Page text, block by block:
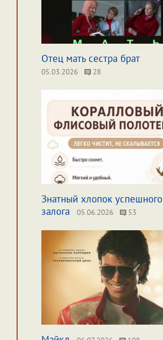
Отец мать сестра брат
05.03.2026 28
Знатный хлопок успешного
залога
05.06.2026 53